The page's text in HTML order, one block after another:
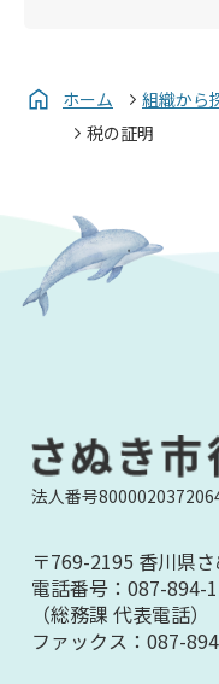
ホーム 組織から
税の証明
法人番号
〒769-2195 香川県
電話番号：087-894-
（総務課 代表電話）
ファックス：087-